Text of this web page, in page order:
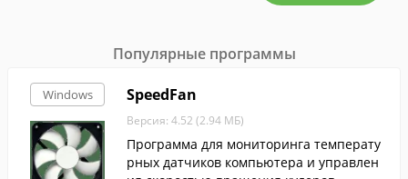
Популярные программы
Windows SpeedFan
Версия: 4.52 (2.94 МБ)
Программа для мониторинга температу
рных датчиков компьютера и управлен